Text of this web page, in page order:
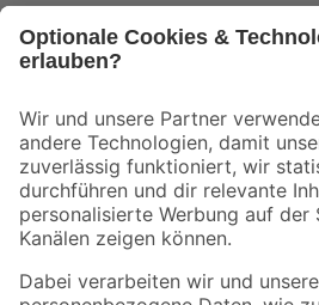
Bleib auf dem Laufenden mit
Der toom Newsletter: Keine Angebote und
Zur Newsletter Anmeldung
Folge uns